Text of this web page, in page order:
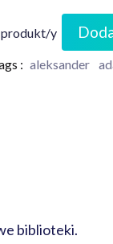
produkt/y
: aleksander
biblioteki.